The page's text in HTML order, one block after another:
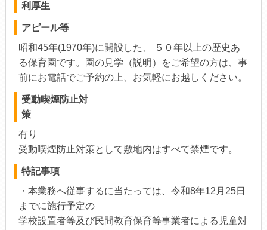
利厚生
アピール等
昭和45年(1970年)に開設した、 ５０年以上の歴史あ
る保育園です。園の見学（説明）をご希望の方は、事
前にお電話でご予約の上、お気軽にお越しください。
受動喫煙防止対
策
有り
受動喫煙防止対策として敷地内はすべて禁煙です。
特記事項
・本業務へ従事するに当たっては、令和8年12月25日
までに施行予定の
学校設置者等及び民間教育保育等事業者による児童対